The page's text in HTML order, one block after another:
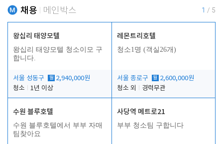
채용 메인박스 1 / 5
왕십리 태양모텔
왕십리 태양모텔 청소이모 구
합니다.
서울 성동구 월 2,940,000원
청소
1년 이상
레몬트리호텔
청소1명 (객실26개)
서울 종로구 월 2,600,000원
청소 외
경력무관
수원 블루호텔
수원 블루호텔에서 부부 자매
팀찾아요
사당역 메트로21
부부 청소팀 구합니다